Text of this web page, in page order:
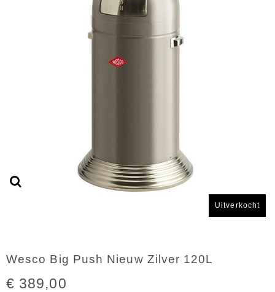
Uitverkocht
Wesco Big Push Nieuw Zilver 120L
€ 389,00